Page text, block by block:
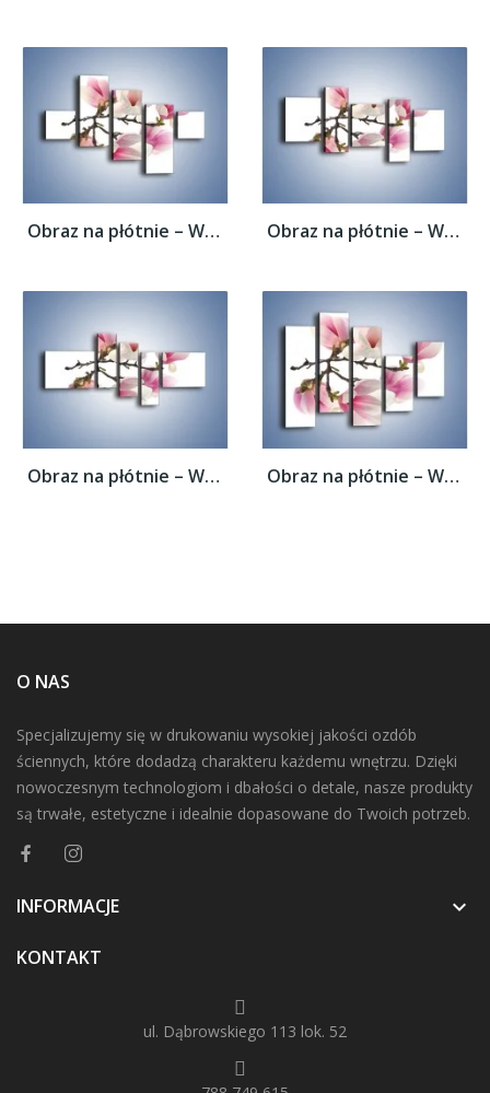
Obraz na płótnie – Wirujące kwiaty... Obraz na płótnie – Wirujące kwiaty...
Obraz na płótnie – Wirujące kwiaty... Obraz na płótnie – Wirujące kwiaty...
O NAS
Specjalizujemy się w drukowaniu wysokiej jakości ozdób
ściennych, które dodadzą charakteru każdemu wnętrzu. Dzięki
nowoczesnym technologiom i dbałości o detale, nasze produkty
są trwałe, estetyczne i idealnie dopasowane do Twoich potrzeb.
INFORMACJE 
KONTAKT
ul. Dąbrowskiego 113 lok. 52